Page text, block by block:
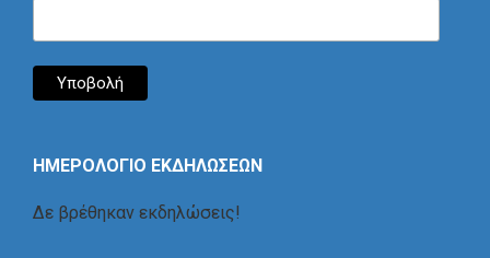
ΗΜΕΡΟΛΟΓΙΟ ΕΚΔΗΛΩΣΕΩΝ
Δε βρέθηκαν εκδηλώσεις!